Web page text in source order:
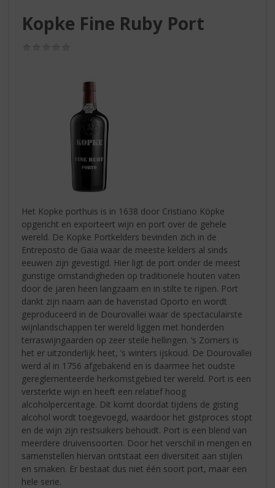
Kopke Fine Ruby Port
Het Kopke porthuis is in 1638 door Cristiano Köpke
opgericht en exporteert wijn en port over de gehele
wereld. De Kopke Portkelders bevinden zich in de
Entreposto de Gaia waar de meeste kelders al sinds
eeuwen zijn gevestigd. Hier ligt de port onder de meest
gunstige omstandigheden op traditionele houten vaten
door de jaren heen langzaam en in stilte te rijpen. Port
dankt zijn naam aan de havenstad Oporto en wordt
geproduceerd in de Dourovallei waar de spectaculairste
wijnlandschappen ter wereld liggen met honderden
terraswijngaarden op zeer steile hellingen. ’s Zomers is
het er uitzonderlijk heet, ’s winters ijskoud. De Dourovallei
werd al in 1756 afgebakend en is daarmee het oudste
gereglementeerde herkomstgebied ter wereld. Port is een
versterkte wijn en heeft een relatief hoog
alcoholpercentage. Dit komt doordat tijdens de gisting
alcohol wordt toegevoegd, waardoor het gistproces stopt
en de wijn zijn restsuikers behoudt. Port is een blend van
meerdere druivensoorten. Door het verschil in mengen en
samenstellen hiervan ontstaat een diversiteit aan stijlen
en smaken. Er bestaat dus niet één soort port, maar een
hele serie.